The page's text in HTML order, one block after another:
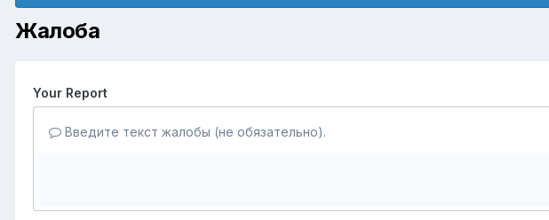
Жалоба
Your Report
Введите текст жалобы (не обязательно).